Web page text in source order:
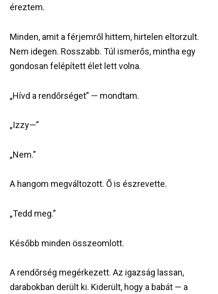
éreztem.
Minden, amit a férjemről hittem, hirtelen eltorzult.
Nem idegen. Rosszabb. Túl ismerős, mintha egy
gondosan felépített élet lett volna.
„Hívd a rendőrséget” — mondtam.
„Izzy—”
„Nem.”
A hangom megváltozott. Ő is észrevette.
„Tedd meg.”
Később minden összeomlott.
A rendőrség megérkezett. Az igazság lassan,
darabokban derült ki. Kiderült, hogy a babát — a